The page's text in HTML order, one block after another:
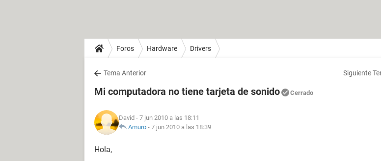
Foros Hardware Drivers
Tema Anterior Siguiente
Mi computadora no tiene tarjeta de sonido Cerrado
David - 7 jun 2010 a las 18:11
Amuro - 7 jun 2010 a las 18:39
Hola,